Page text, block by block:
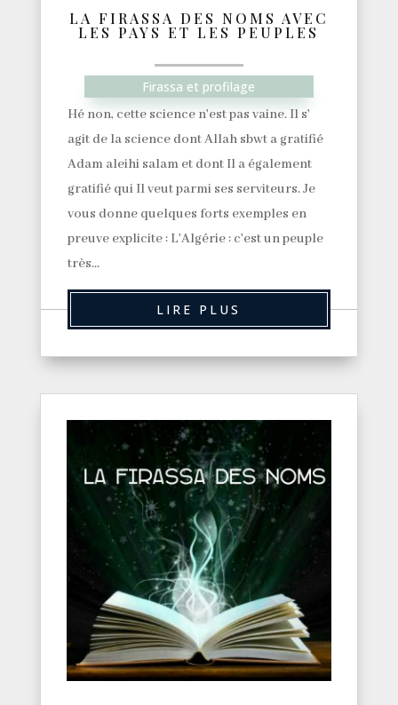
LA FIRASSA DES NOMS AVEC
LES PAYS ET LES PEUPLES
Firassa et profilage
Hé non, cette science n'est pas vaine. Il s'
agit de la science dont Allah sbwt a gratifié
Adam aleihi salam et dont Il a également
gratifié qui Il veut parmi ses serviteurs. Je
vous donne quelques forts exemples en
preuve explicite : L'Algérie : c'est un peuple
très...
LIRE PLUS